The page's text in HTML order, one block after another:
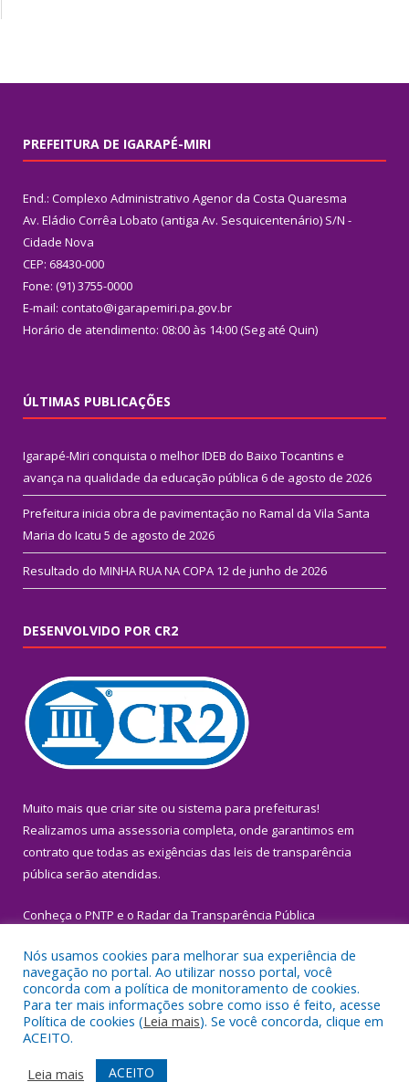
PREFEITURA DE IGARAPÉ-MIRI
End.: Complexo Administrativo Agenor da Costa Quaresma
Av. Eládio Corrêa Lobato (antiga Av. Sesquicentenário) S/N -
Cidade Nova
CEP: 68430-000
Fone: (91) 3755-0000
E-mail: contato@igarapemiri.pa.gov.br
Horário de atendimento: 08:00 às 14:00 (Seg até Quin)
ÚLTIMAS PUBLICAÇÕES
Igarapé-Miri conquista o melhor IDEB do Baixo Tocantins e
avança na qualidade da educação pública 6 de agosto de 2026
Prefeitura inicia obra de pavimentação no Ramal da Vila Santa
Maria do Icatu 5 de agosto de 2026
Resultado do MINHA RUA NA COPA 12 de junho de 2026
DESENVOLVIDO POR CR2
Muito mais que criar site ou sistema para prefeituras!
Realizamos uma assessoria completa, onde garantimos em
contrato que todas as exigências das leis de transparência
pública serão atendidas.
Conheça o PNTP e o Radar da Transparência Pública
Todos os direitos reservados a Prefeitura Municipal de Igarapé-
Miri.
Mapa do Site
Acessar Área Administrativa
Nós usamos cookies para melhorar sua experiência de
navegação no portal. Ao utilizar nosso portal, você
concorda com a política de monitoramento de cookies.
Para ter mais informações sobre como isso é feito, acesse
Política de cookies (Leia mais). Se você concorda, clique em
ACEITO.
Leia mais
ACEITO